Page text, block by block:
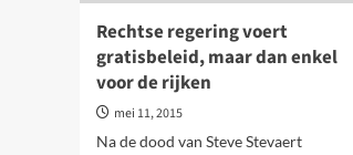
Rechtse regering voert
gratisbeleid, maar dan enkel
voor de rijken
mei 11, 2015
Na de dood van Steve Stevaert